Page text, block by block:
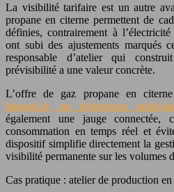
La visibilité tarifaire est un autre
propane en citerne permettent de
définies, contrairement à
ont subi des ajustements marqués
responsable d’atelier qui
prévisibilité a une valeur concrète.
L’offre de gaz propane en
butagaz.fr, un fournisseur multi-
également une jauge
consommation en temps réel et
dispositif simplifie directement la
visibilité permanente sur les volumes
Cas pratique : atelier de production